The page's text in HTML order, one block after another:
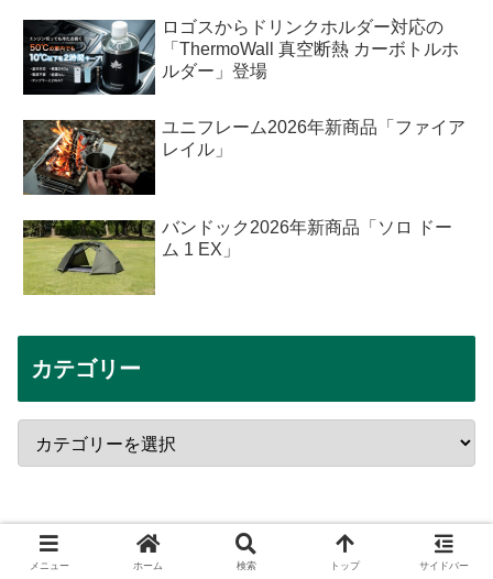
ロゴスからドリンクホルダー対応の
「ThermoWall 真空断熱 カーボトルホ
ルダー」登場
ユニフレーム2026年新商品「ファイア
レイル」
バンドック2026年新商品「ソロ ドー
ム 1 EX」
カテゴリー
メニュー ホーム 検索 トップ サイドバー